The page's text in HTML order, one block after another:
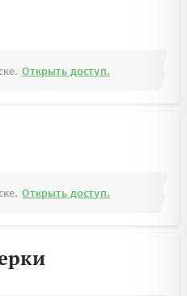
Открыть доступ.
Открыть доступ.